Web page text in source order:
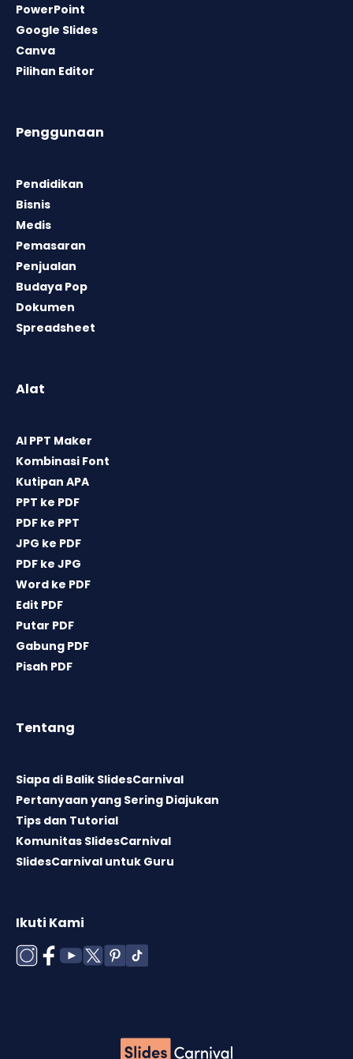
PowerPoint
Google Slides
Canva
Pilihan Editor
Penggunaan
Pendidikan
Bisnis
Medis
Pemasaran
Penjualan
Budaya Pop
Dokumen
Spreadsheet
Alat
AI PPT Maker
Kombinasi Font
Kutipan APA
PPT ke PDF
PDF ke PPT
JPG ke PDF
PDF ke JPG
Word ke PDF
Edit PDF
Putar PDF
Gabung PDF
Pisah PDF
Tentang
Siapa di Balik SlidesCarnival
Pertanyaan yang Sering Diajukan
Tips dan Tutorial
Komunitas SlidesCarnival
SlidesCarnival untuk Guru
Ikuti Kami